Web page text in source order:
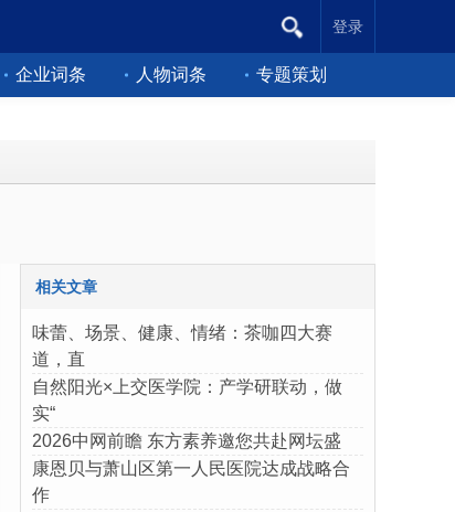
企业词条 人物词条 专题策划
登录
相关文章
味蕾、场景、健康、情绪：茶咖四大赛
道，直
自然阳光×上交医学院：产学研联动，做
实“
2026中网前瞻 东方素养邀您共赴网坛盛
康恩贝与萧山区第一人民医院达成战略合
作